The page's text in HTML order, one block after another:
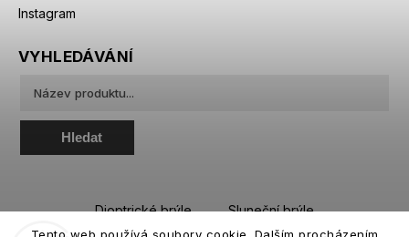
Instagram
VYHLEDÁVÁNÍ
Hledat
Dioptrické brýle
Sluneční brýle